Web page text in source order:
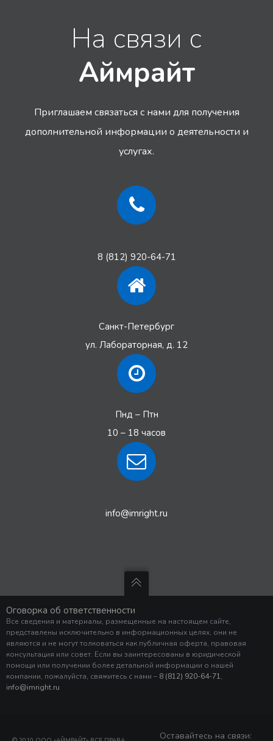
На связи с
Аймрайт
Приглашаем связаться с нами для получения
дополнительной информации о деятельности и
услугах.
8 (812) 920-64-71
Санкт-Петербург
ул. Лабораторная, д. 12
Пнд – Птн
10 – 18 часов
info@imright.ru
Оговорка об ответственности
Все сведения и материалы, размещенные на настоящем сайте,
представлены исключительно в информационных целях, они не
являются и не могут толковаться как публичная оферта, правовая
консультация или совет. Если вы заинтересованы в юридической
помощи или получении более детальной информации о нашей
компании, пожалуйста, свяжитесь с нами – 8 (812) 920-64-71,
info@imright.ru
Оставайтесь на связи: